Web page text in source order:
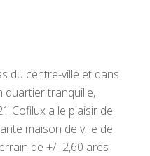
du centre-ville et dans
quartier tranquille,
Cofilux a le plaisir de
maison de ville de
de +/- 2,60 ares